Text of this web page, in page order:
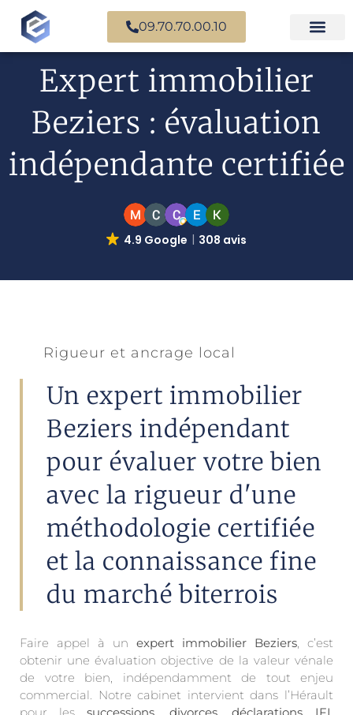
09.70.70.00.10
Expert immobilier
Beziers : évaluation
indépendante certifiée
4.9 Google 308 avis
Rigueur et ancrage local
Un expert immobilier
Beziers indépendant
pour évaluer votre bien
avec la rigueur d'une
méthodologie certifiée
et la connaissance fine
du marché biterrois
Faire appel à un expert immobilier Beziers, c’est
obtenir une évaluation objective de la valeur vénale
de votre bien, indépendamment de tout enjeu
commercial. Notre cabinet intervient dans l’Hérault